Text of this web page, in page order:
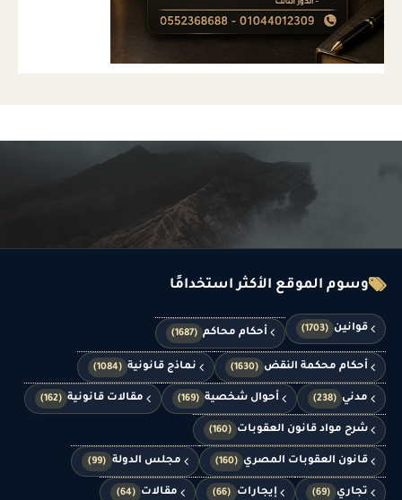
وسوم الموقع الأكثر استخدامًا
قوانين (1703) أحكام محاكم (1687)
أحكام محكمة النقض (1630) نماذج قانونية (1084)
مدني (238) أحوال شخصية (169) مقالات قانونية (162)
شرح مواد قانون العقوبات (160)
قانون العقوبات المصري (160) مجلس الدولة (99)
تجاري (69) إيجارات (66) مقالات (64)